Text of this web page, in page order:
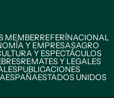
MEMBERREFERÍNACIONAL
Y EMPRESASAGRO
Y ESPECTÁCULOS
REMATES Y LEGALES
PUBLICACIONES
ESPAÑAESTADOS UNIDOS